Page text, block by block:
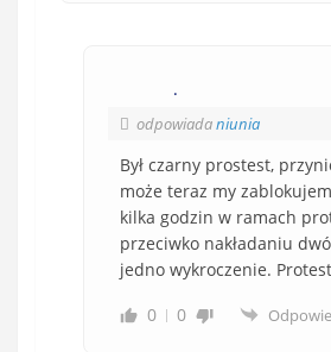
.
odpowiadaniunia
Był czarny prostest,
może teraz my
kilka godzin w ramach
przeciwko nakładaniu
jedno wykroczenie.
0
0